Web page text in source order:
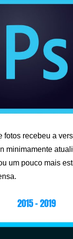
fotos recebeu a
minimamente
um pouco mais
2015 – 2019